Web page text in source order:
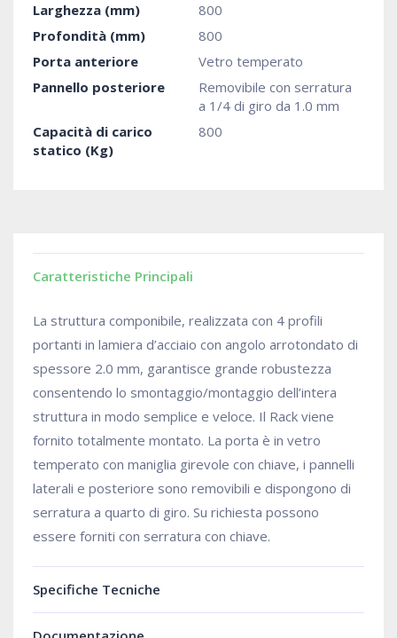
Larghezza (mm)
800
Profondità (mm)
800
Porta anteriore
Vetro temperato
Pannello posteriore
Removibile con serratura
a 1/4 di giro da 1.0 mm
Capacità di carico
statico (Kg)
800
Caratteristiche Principali
La struttura componibile, realizzata con 4 profili
portanti in lamiera d’acciaio con angolo arrotondato di
spessore 2.0 mm, garantisce grande robustezza
consentendo lo smontaggio/montaggio dell’intera
struttura in modo semplice e veloce. Il Rack viene
fornito totalmente montato. La porta è in vetro
temperato con maniglia girevole con chiave, i pannelli
laterali e posteriore sono removibili e dispongono di
serratura a quarto di giro. Su richiesta possono
essere forniti con serratura con chiave.
Specifiche Tecniche